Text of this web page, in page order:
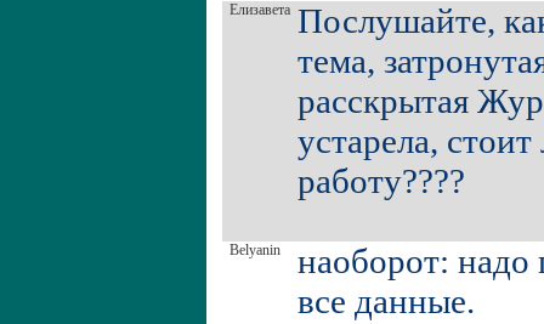
Елизавета Послушайте,
тема,
расскрытая
устарела,
работу????
Belyanin
наоборот: надо
все данные.